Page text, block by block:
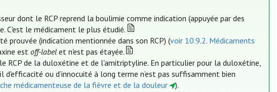
dont le RCP reprend la boulimie comme indication (appuyée par des
C'est le médicament le plus étudié.
prouvée (indication mentionnée dans son RCP) (voir 10.9.2. Médicaments
est off-labelet n'est pas étayée.
RCP de la duloxétine et de l'amitriptyline. En particulier pour la duloxétine,
ou d’innocuité à long terme n’est pas suffisamment bien
médicamenteuse de la fièvre et de la douleur
).